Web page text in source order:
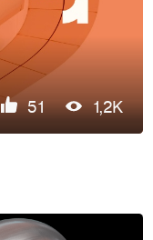
51 1,2K